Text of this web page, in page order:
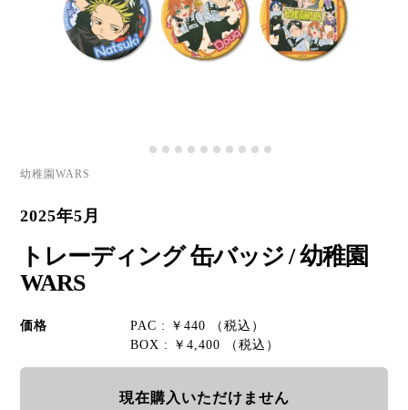
幼稚園WARS
2025年5月
トレーディング 缶バッジ / 幼稚園
WARS
価格
PAC : ￥440 （税込）
BOX : ￥4,400 （税込）
現在購入いただけません